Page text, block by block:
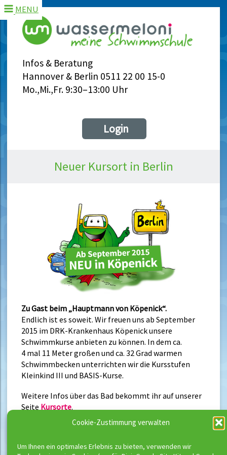
Cookie-Zustimmung verwalten
Um Ihnen ein optimales Erlebnis zu bieten, verwenden wir
Infos & Beratung
Hannover & Berlin 0511 22 00 15-0
Mo.,Mi.,Fr. 9:30–13:00 Uhr
MENU
Login
Neuer Kursort in Berlin
Zu Gast beim „Hauptmann von Köpenick“.
Endlich ist es soweit. Wir freuen uns ab September
2015 im DRK-Krankenhaus Köpenick unsere
Schwimmkurse anbieten zu können. In dem ca.
4 mal 11 Meter großen und ca. 32 Grad warmen
Schwimmbecken unterrichten wir die Kursstufen
Kleinkind III und BASIS-Kurse.
Weitere Infos über das Bad bekommt ihr auf unserer
Seite Kursorte.